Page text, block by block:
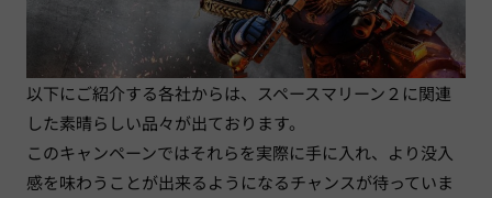
以下にご紹介する各社からは、スペースマリーン２に関連
した素晴らしい品々が出ております。
このキャンペーンではそれらを実際に手に入れ、より没入
感を味わうことが出来るようになるチャンスが待っていま